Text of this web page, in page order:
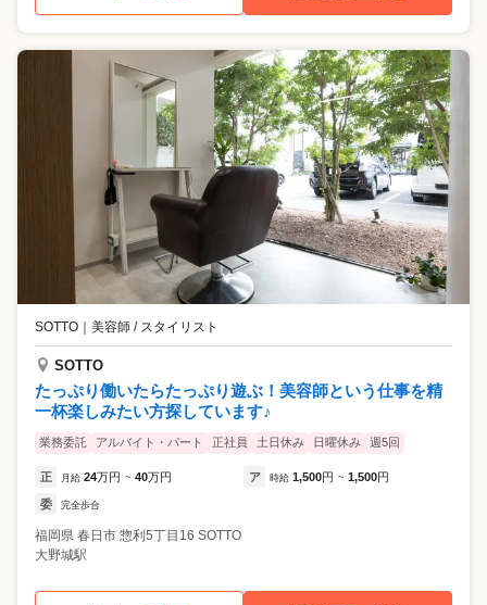
SOTTO 美容師 / スタイリスト
SOTTO
たっぷり働いたらたっぷり遊ぶ！美容師という仕事を精
一杯楽しみたい方探しています♪
業務委託 アルバイト・パート 正社員 土日休み 日曜休み 週5回
正 月給 24万円 ~ 40万円 ア 時給 1,500円 ~ 1,500円
委 完全歩合
福岡県 春日市 惣利5丁目16 SOTTO
大野城駅